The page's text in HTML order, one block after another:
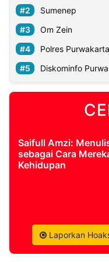
Sumenep
Om Zein
Polres Purwakarta
Diskominfo
Saifull Amzi:
sebagai Cara
Kehidupan
Laporkan